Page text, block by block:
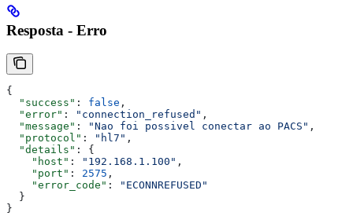
Resposta - Erro
{
  "success"
: false ,
  "error"
: "connection_refused" ,
  "message"
: "Nao foi possivel conectar ao PACS" ,
  "protocol"
: "hl7" ,
  "details"
: {
    "host"
: "192.168.1.100" ,
    "port"
: 2575 ,
    "error_code"
:
"ECONNREFUSED"
  }
}